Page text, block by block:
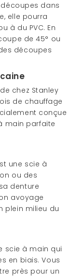
dans
elle pourra
à du PVC. En
de 45° ou
découpes
de chez Stanley
de chauffage
conçue
main parfaite
une scie à
ou des
denture
avoyage
plein milieu du
scie à main qui
en biais. Vous
près pour un